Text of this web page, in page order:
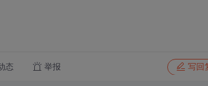
态 举报 写回